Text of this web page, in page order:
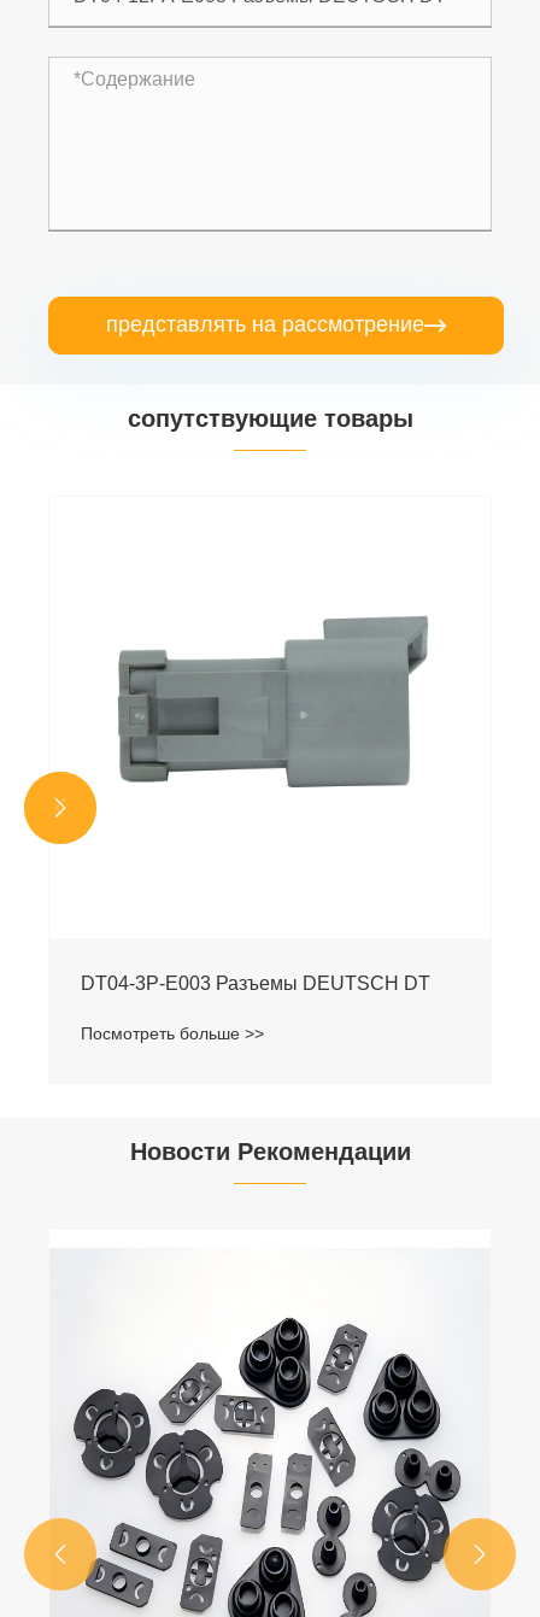
представлять на рассмотрение
сопутствующие товары
DT04-3P-E003 Разъемы DEUTSCH DT
Посмотреть больше >>


Новости Рекомендации
 